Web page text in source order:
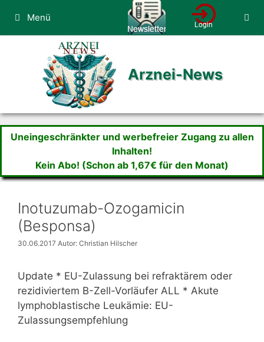
Inhalt
springen
Menü
Arznei-News
Uneingeschränkter und werbefreier Zugang zu allen
Inhalten!
Kein Abo! (Schon ab 1,67€ für den Monat)
Inotuzumab-Ozogamicin
(Besponsa)
30.06.2017 Autor: Christian Hilscher
Update * EU-Zulassung bei refraktärem oder
rezidiviertem B-Zell-Vorläufer ALL * Akute
lymphoblastische Leukämie: EU-
Zulassungsempfehlung